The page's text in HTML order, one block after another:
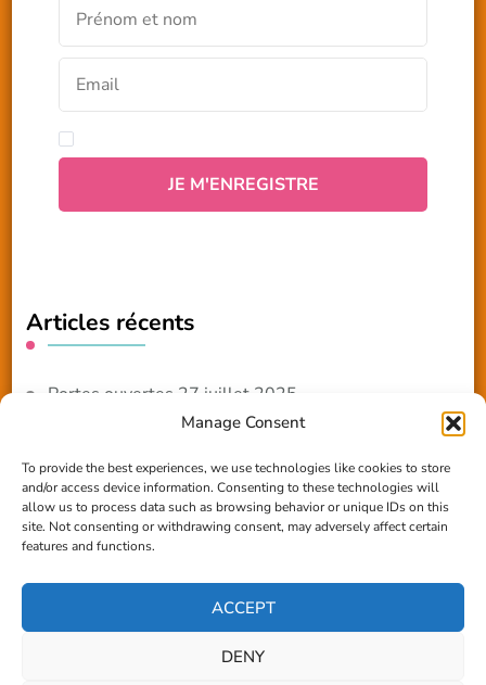
Manage Consent
To provide the best experiences, we use technologies like cookies to store
and/or access device information. Consenting to these technologies will
allow us to process data such as browsing behavior or unique IDs on this
site. Not consenting or withdrawing consent, may adversely affect certain
features and functions.
ACCEPT
DENY
Articles récents
Portes ouvertes 27 juillet 2025
Reportage TV Com
Construction en terre-paille
Chantier Participatif Terre Paille 6/7/24